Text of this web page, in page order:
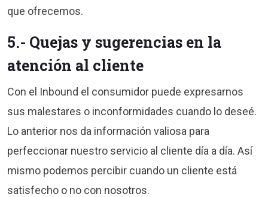
que ofrecemos.
5.- Quejas y sugerencias en la
atención al cliente
Con el Inbound el consumidor puede expresarnos
sus malestares o inconformidades cuando lo deseé.
Lo anterior nos da información valiosa para
perfeccionar nuestro servicio al cliente día a día. Así
mismo podemos percibir cuando un cliente está
satisfecho o no con nosotros.